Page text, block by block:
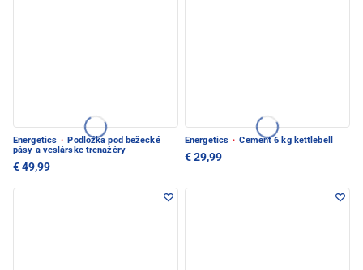
Energetics · Podložka pod bežecké
pásy a veslárske trenažéry
€ 49,99
Energetics · Cement 6 kg kettlebell
€ 29,99